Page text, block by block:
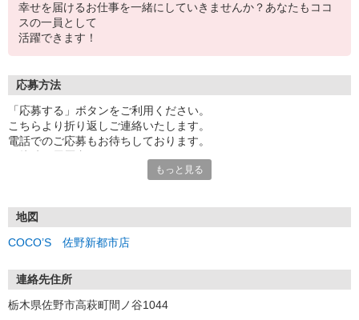
幸せを届けるお仕事を一緒にしていきませんか？あなたもココ
スの一員として
活躍できます！
応募方法
「応募する」ボタンをご利用ください。
こちらより折り返しご連絡いたします。
電話でのご応募もお待ちしております。
もっと見る
地図
COCO’S 佐野新都市店
連絡先住所
栃木県佐野市高萩町間ノ谷1044